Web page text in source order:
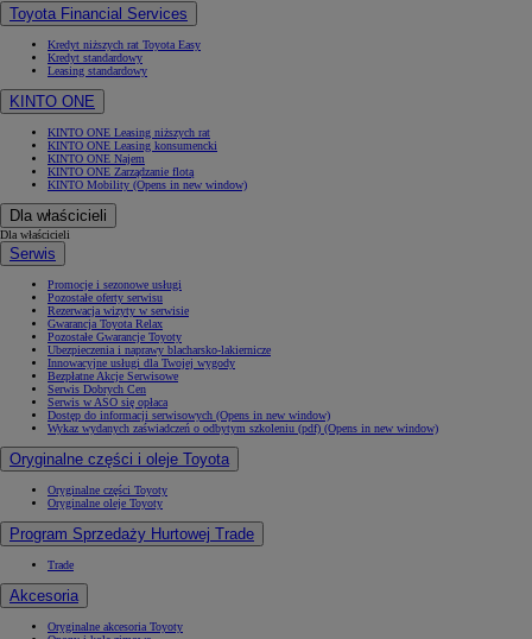
Toyota Financial Services
Kredyt niższych rat Toyota Easy
Kredyt standardowy
Leasing standardowy
KINTO ONE
KINTO ONE Leasing niższych rat
KINTO ONE Leasing konsumencki
KINTO ONE Najem
KINTO ONE Zarządzanie flotą
KINTO Mobility (Opens in new window)
Dla właścicieli
Dla właścicieli
Serwis
Promocje i sezonowe usługi
Pozostałe oferty serwisu
Rezerwacja wizyty w serwisie
Gwarancja Toyota Relax
Pozostałe Gwarancje Toyoty
Ubezpieczenia i naprawy blacharsko-lakiernicze
Innowacyjne usługi dla Twojej wygody
Bezpłatne Akcje Serwisowe
Serwis Dobrych Cen
Serwis w ASO się opłaca
Dostęp do informacji serwisowych (Opens in new window)
Wykaz wydanych zaświadczeń o odbytym szkoleniu (pdf) (Opens in new window)
Oryginalne części i oleje Toyota
Oryginalne części Toyoty
Oryginalne oleje Toyoty
Program Sprzedaży Hurtowej Trade
Trade
Akcesoria
Oryginalne akcesoria Toyoty